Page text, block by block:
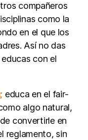
compañeros
como la
en el que los
Así no das
con el
educa en el fair-
algo natural,
convertirle en
reglamento, sin